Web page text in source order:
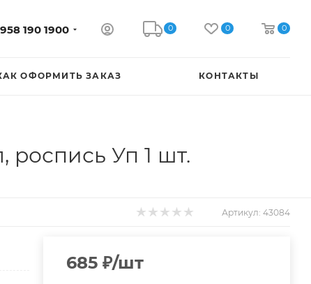
190 1900 0 0 0
ОФОРМИТЬ ЗАКАЗ КОНТАКТЫ
роспись Уп 1 шт.
Артикул: 43084
685₽/шт